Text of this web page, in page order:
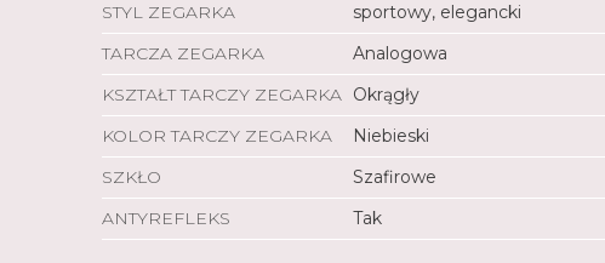
STYL ZEGARKA
sportowy, elegancki
TARCZA ZEGARKA
Analogowa
KSZTAŁT TARCZY ZEGARKA Okrągły
KOLOR TARCZY ZEGARKA
Niebieski
SZKŁO
Szafirowe
ANTYREFLEKS
Tak